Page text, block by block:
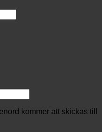
kommer att skickas till